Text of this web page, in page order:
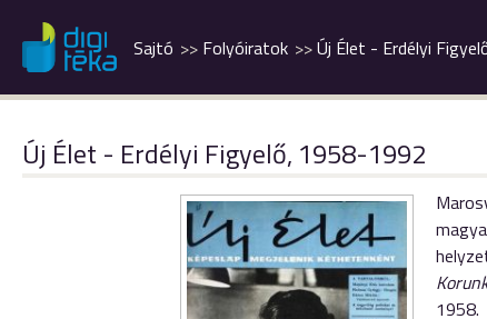
Új Élet - Erdélyi
Folyóiratok
Sajtó
Új Élet - Erdélyi Figyelő, 1958-1992